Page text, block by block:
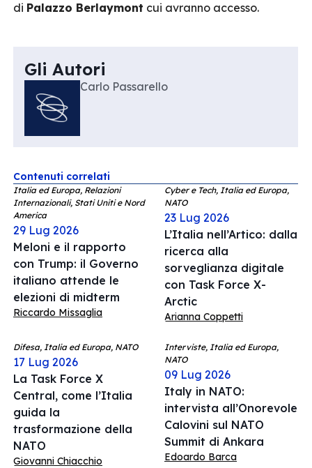
di Palazzo Berlaymont cui avranno accesso.
Gli Autori
Carlo Passarello
Contenuti correlati
Italia ed Europa, Relazioni
Internazionali, Stati Uniti e Nord
America
29 Lug 2026
Meloni e il rapporto
con Trump: il Governo
italiano attende le
elezioni di midterm
Riccardo Missaglia
Cyber e Tech, Italia ed Europa,
NATO
23 Lug 2026
L’Italia nell’Artico: dalla
ricerca alla
sorveglianza digitale
con Task Force X-
Arctic
Arianna Coppetti
Difesa, Italia ed Europa, NATO
17 Lug 2026
La Task Force X
Central, come l’Italia
guida la
trasformazione della
NATO
Giovanni Chiacchio
Interviste, Italia ed Europa,
NATO
09 Lug 2026
Italy in NATO:
intervista all’Onorevole
Calovini sul NATO
Summit di Ankara
Edoardo Barca